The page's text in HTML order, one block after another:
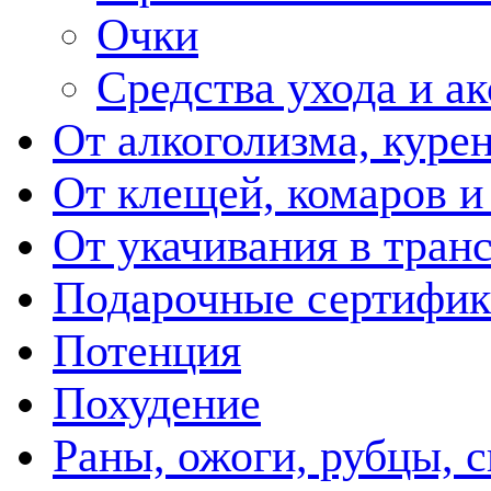
Очки
Средства ухода и
От алкоголизма,
От клещей, комаров
От укачивания в
Подарочные
Потенция
Похудение
Раны, ожоги, рубцы,